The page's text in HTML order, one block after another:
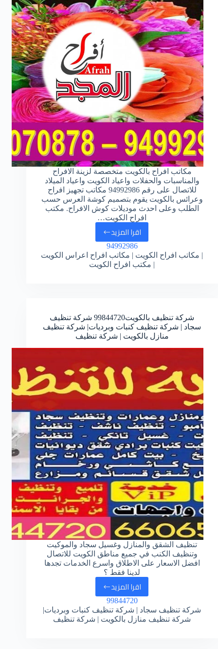
مكاتب افراح بالكويت متخصصة لزينة الافراح
والمناسبات والحفلات واعياد الكويت واعياد الميلاد
للاتصال على رقم 94992986 مكاتب تجهيز افراح
وعرائس بالكويت يقوم بتصميم كوشة العرس حسب
الطلب وعلى احدث موديلات كوش الافراح. مكتب
افراح الكويت…
اقرا المزيد
مكاتب
افراح
بالكويت
94992986
| مكاتب افراح الكويت | مكاتب افراح اعراس الكويت
| مكتب افراح الكويت
شركة تنظيف بالكويت99844720شركة تنظيف
سجاد | شركة تنظيف كنبات وبرديات| شركة تنظيف
منازل بالكويت | شركة تنظيف
تنظيف الشقق والمنازل وغسيل سجاد والموكيت
وتنظيف الكنب في جميع مناطق الكويت للاتصال
افضل الاسعار على الاطلاق واسرع الخدمات تجدها
لدينا فقط ؟
اقرا المزيد
شركة
تنظيف
بالكويت
99844720
شركة تنظيف سجاد | شركة تنظيف كنبات وبرديات|
شركة تنظيف منازل بالكويت | شركة تنظيف